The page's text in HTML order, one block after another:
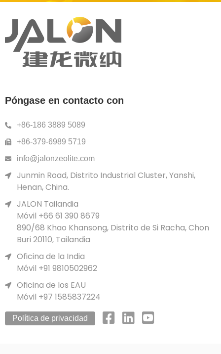
Póngase en contacto con
+86-186 3889 5089
+86-379-6989 5719
info@jalonzeolite.com
Junmin Road, Distrito Industrial Cluster, Yanshi,
Henan, China.
JALON Tailandia
Móvil +66 61 390 8679
890/68 Khao Khansong, Distrito de Si Racha, Chon
Buri 20110, Tailandia
Oficina de la India
Móvil +91 9810502962
Oficina de los EAU
Móvil +97 1585837224
Política de privacidad